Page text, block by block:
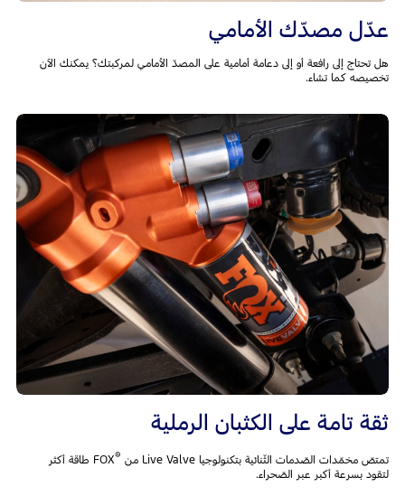
عدّل مصدّك الأمامي
هل تحتاج إلى رافعة أو إلى دعامة أمامية على المصدّ الأمامي لمركبتك؟ يمكنك الآن
تخصيصه كما تشاء.
ثقة تامة على الكثبان الرملية
تمتصّ مخمّدات الصّدمات الثّنائية بتكنولوجيا Live Valve من ®
FOX طاقة أكثر
لتقود بسرعة أكبر عبر الصّحراء.